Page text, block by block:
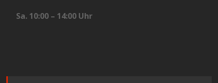
Sa. 10:00 – 14:00 Uhr